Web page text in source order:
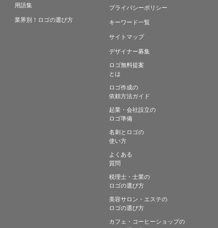
用語集
業界別！ロゴの選び方
プライバシーポリシー
キーワード一覧
サイトマップ
デザイナー募集
ロゴ無料提案
とは
ロゴ作成の
依頼方法ガイド
起業・会社設立の
ロゴ準備
名刺とロゴの
使い方
よくある
質問
税理士・士業の
ロゴの選び方
美容サロン・エステの
ロゴの選び方
カフェ・コーヒーショップの